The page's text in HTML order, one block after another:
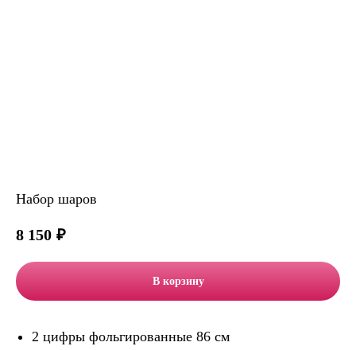
Набор шаров
8 150 ₽
В корзину
2 цифры фольгированные 86 см